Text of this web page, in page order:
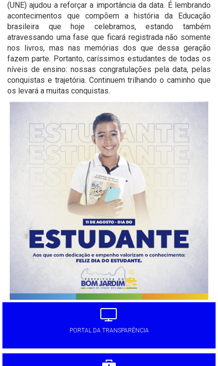
(UNE) ajudou a reforçar a importância da data. É lembrando
acontecimentos que compõem a história da Educação
brasileira que hoje celebramos, estando também
atravessando uma fase que ficará registrada não somente
nos livros, mas nas memórias dos que dessa geração
fazem parte. Portanto, caríssimos estudantes de todas os
níveis de ensino: nossas congratulações pela data, pelas
conquistas e trajetória. Continuem trilhando o caminho que
os levará a muitas conquistas.
PORTAL DA TRANSPARÊNCIA